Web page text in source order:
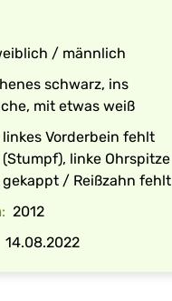
/ männlich
schwarz, ins
mit etwas weiß
linkes Vorderbein fehlt
(Stumpf), linke Ohrspitze
gekappt / Reißzahn fehlt
2012
14.08.2022